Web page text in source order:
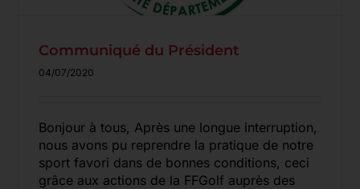
Communiqué du Président
04/07/2020
Bonjour à tous, Après une longue interruption,
nous avons pu reprendre la pratique de notre
sport favori dans de bonnes conditions, ceci
grâce aux actions de la FFGolf auprès des